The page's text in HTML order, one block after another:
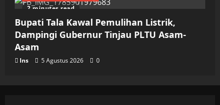
2 minutes read
Bupati Tala Kawal Pemulihan Listrik,
Dampingi Gubernur Tinjau PLTU Asam-
Asam
Ins 5 Agustus 2026 0